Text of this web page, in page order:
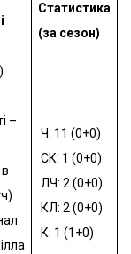
Статистика
(за сезон)
–
Ч: 11 (0+0)
СК: 1 (0+0)
ЛЧ: 2 (0+0)
КЛ: 2 (0+0)
К: 1 (1+0)